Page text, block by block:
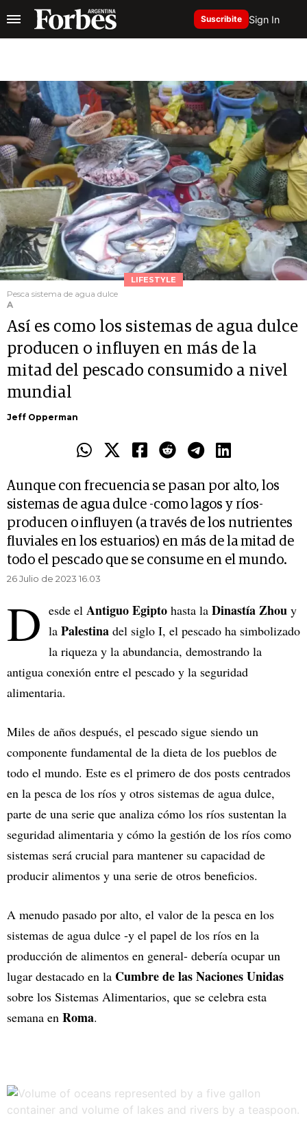
Suscribite Sign In
LIFESTYLE
Pesca sistema de agua dulce
A
Así es como los sistemas de agua dulce
producen o influyen en más de la
mitad del pescado consumido a nivel
mundial
Jeff Opperman
Aunque con frecuencia se pasan por alto, los
sistemas de agua dulce -como lagos y ríos-
producen o influyen (a través de los nutrientes
fluviales en los estuarios) en más de la mitad de
todo el pescado que se consume en el mundo.
26 Julio de 2023 16.03
D esde el Antiguo Egipto hasta la Dinastía Zhou y
la Palestina del siglo I, el pescado ha simbolizado
la riqueza y la abundancia, demostrando la
antigua conexión entre el pescado y la seguridad
alimentaria.
Miles de años después, el pescado sigue siendo un
componente fundamental de la dieta de los pueblos de
todo el mundo. Este es el primero de dos posts centrados
en la pesca de los ríos y otros sistemas de agua dulce,
parte de una serie que analiza cómo los ríos sustentan la
seguridad alimentaria y cómo la gestión de los ríos como
sistemas será crucial para mantener su capacidad de
producir alimentos y una serie de otros beneficios.
A menudo pasado por alto, el valor de la pesca en los
sistemas de agua dulce -y el papel de los ríos en la
producción de alimentos en general- debería ocupar un
lugar destacado en la Cumbre de las Naciones Unidas
sobre los Sistemas Alimentarios, que se celebra esta
semana en Roma.